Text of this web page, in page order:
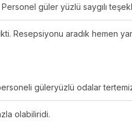
güler yüzlü saygılı
Resepsiyonu aradık hemen
güleryüzlü odalar
olabiliridi.